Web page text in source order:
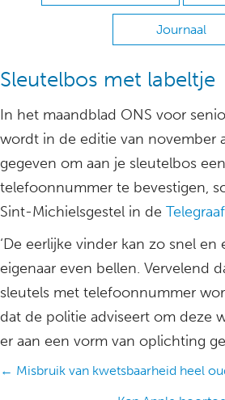
Journaal
Sleutelbos met labeltje
In het maandblad ONS voor
wordt in de editie van november
gegeven om aan je sleutelbos
telefoonnummer te bevestigen,
Sint-Michielsgestel in de Telegraaf
‘De eerlijke vinder kan zo snel en
eigenaar even bellen. Vervelend
sleutels met telefoonnummer
dat de politie adviseert om deze
er aan een vorm van oplichting
Posts
← Misbruik van kwetsbaarheid heel